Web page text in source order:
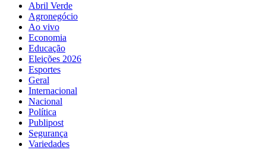
Abril Verde
Agronegócio
Ao vivo
Economia
Educação
Eleições 2026
Esportes
Geral
Internacional
Nacional
Política
Publipost
Segurança
Variedades